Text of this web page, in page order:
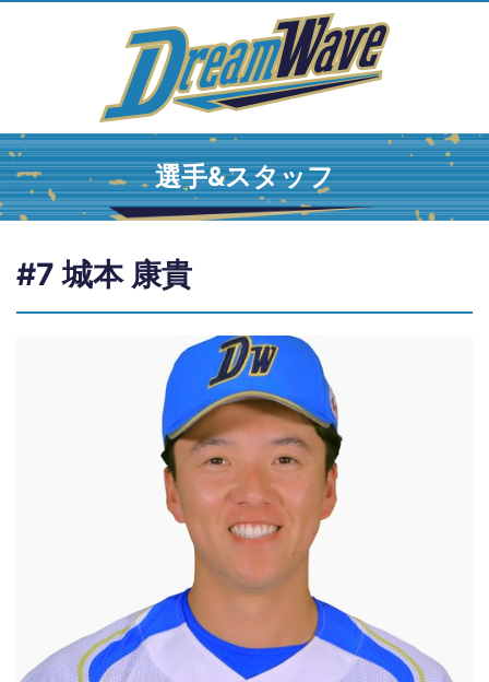
選手&スタッフ
#7 城本 康貴